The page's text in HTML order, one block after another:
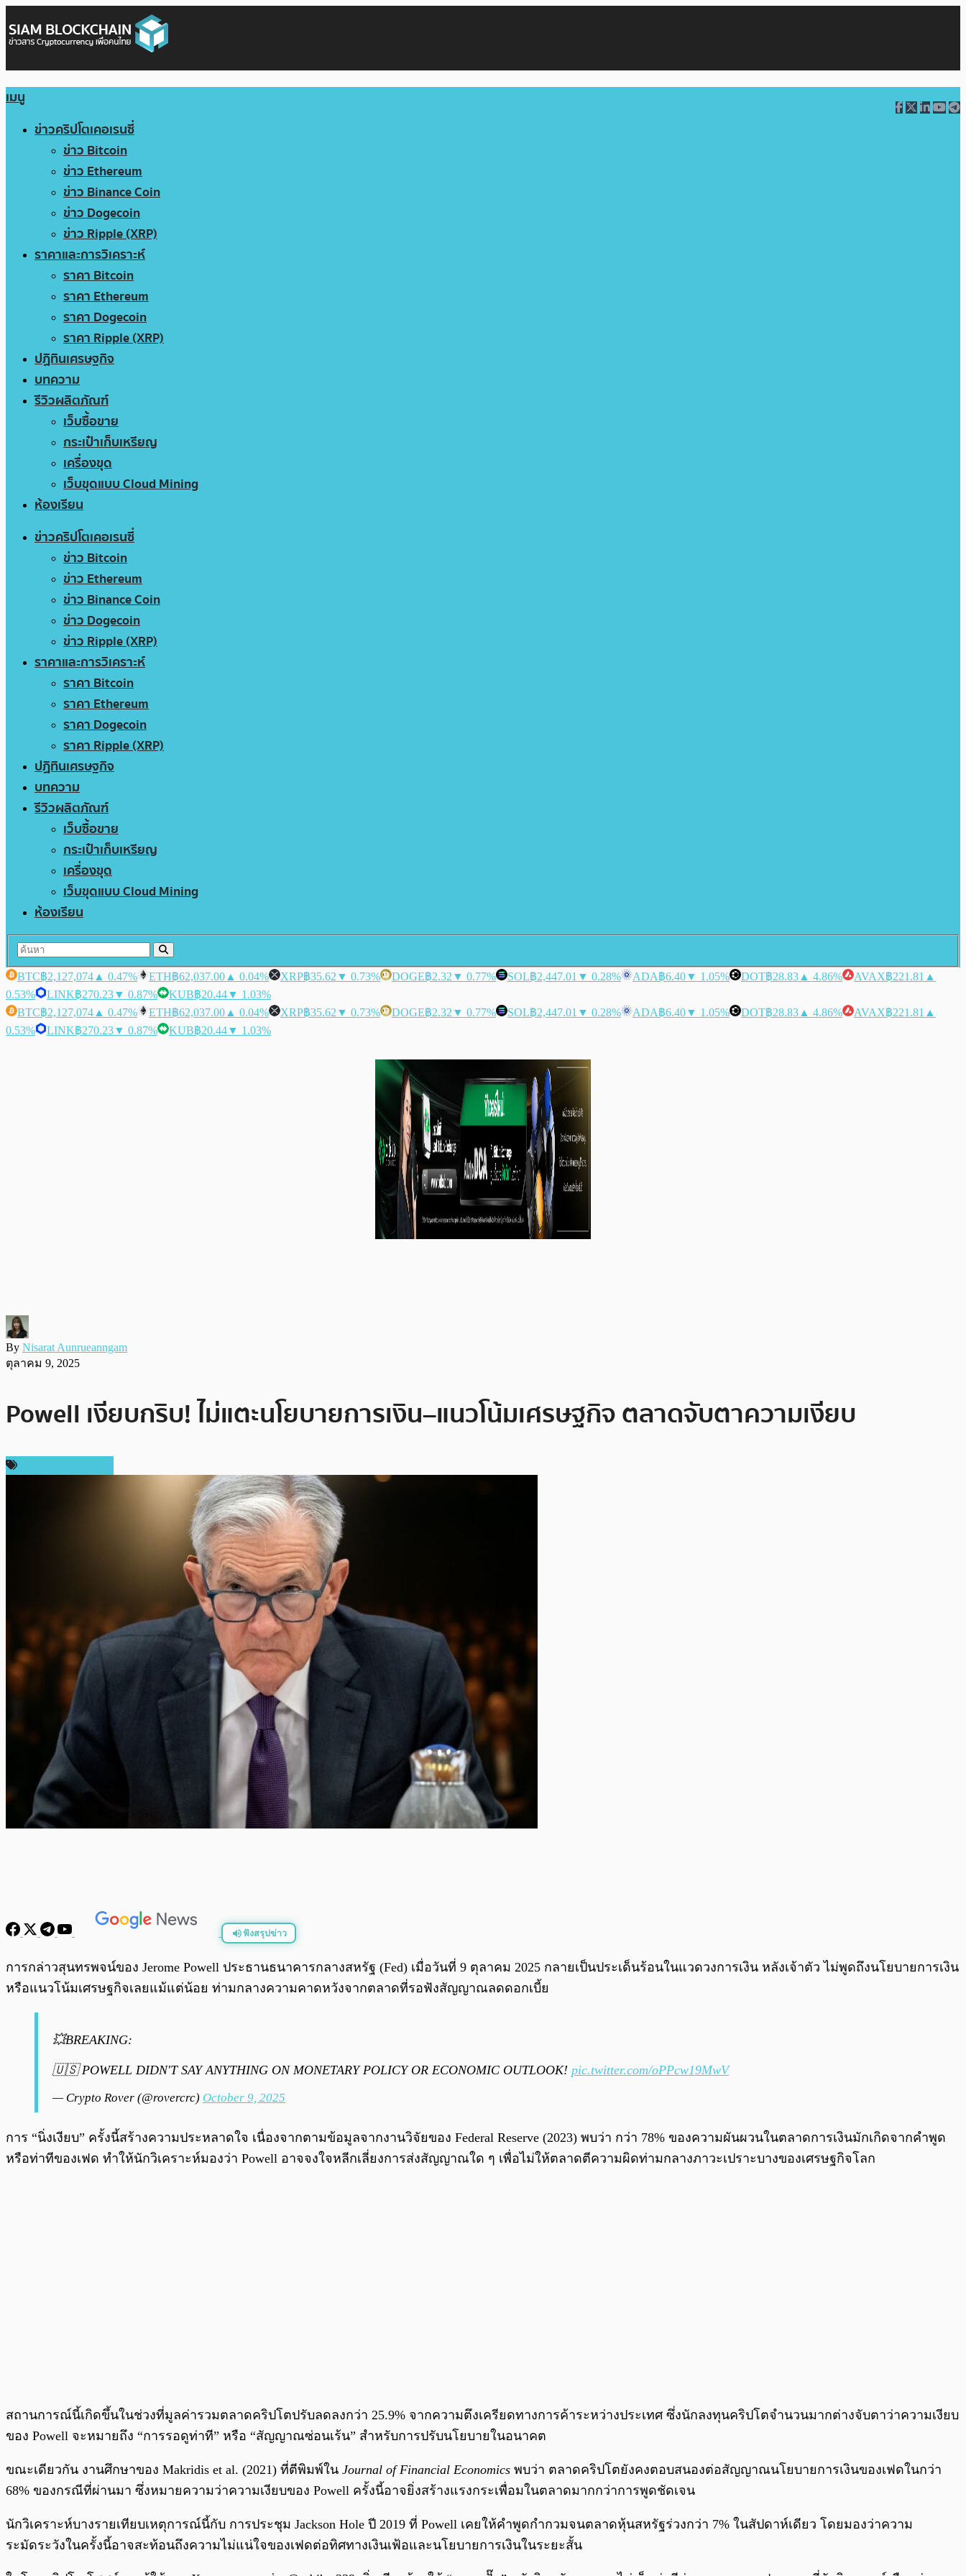
เมนู
ข่าวคริปโตเคอเรนซี่
ข่าว Bitcoin
ข่าว Ethereum
ข่าว Binance Coin
ข่าว Dogecoin
ข่าว Ripple (XRP)
ราคาและการวิเคราะห์
ราคา Bitcoin
ราคา Ethereum
ราคา Dogecoin
ราคา Ripple (XRP)
ปฏิทินเศรษฐกิจ
บทความ
รีวิวผลิตภัณฑ์
เว็บซื้อขาย
กระเป๋าเก็บเหรียญ
เครื่องขุด
เว็บขุดแบบ Cloud Mining
ห้องเรียน
ข่าวคริปโตเคอเรนซี่
ข่าว Bitcoin
ข่าว Ethereum
ข่าว Binance Coin
ข่าว Dogecoin
ข่าว Ripple (XRP)
ราคาและการวิเคราะห์
ราคา Bitcoin
ราคา Ethereum
ราคา Dogecoin
ราคา Ripple (XRP)
ปฏิทินเศรษฐกิจ
บทความ
รีวิวผลิตภัณฑ์
เว็บซื้อขาย
กระเป๋าเก็บเหรียญ
เครื่องขุด
เว็บขุดแบบ Cloud Mining
ห้องเรียน
BTC฿2,127,074 ▲ 0.47% ETH฿62,037.00 ▲ 0.04% XRP฿35.62 ▼ 0.73% DOGE฿2.32 ▼ 0.77% SOL฿2,447.01 ▼ 0.28% ADA฿6.40▼ 1.05% DOT฿28.83 ▲ 4.86% AVAX฿221.81 ▲
0.53%
LINK฿270.23▼ 0.87% KUB฿20.44▼ 1.03%
BTC฿2,127,074 ▲ 0.47% ETH฿62,037.00 ▲ 0.04% XRP฿35.62 ▼ 0.73% DOGE฿2.32 ▼ 0.77% SOL฿2,447.01 ▼ 0.28% ADA฿6.40▼ 1.05% DOT฿28.83 ▲ 4.86% AVAX฿221.81 ▲
0.53%
LINK฿270.23▼ 0.87% KUB฿20.44▼ 1.03%
By Nisarat Aunrueanngam
ตุลาคม 9, 2025
Powell เงียบกริบ! ไม่แตะนโยบายการเงิน–แนวโน้มเศรษฐกิจ ตลาดจับตาความเงียบ
ฟังสรุปข่าว
พร้อมเล่น 0:00/
การกล่าวสุนทรพจน์ของ Jerome Powell ประธานธนาคารกลางสหรัฐ (Fed) เมื่อวันที่ 9 ตุลาคม 2025 กลายเป็นประเด็นร้อนในแวดวงการเงิน หลังเจ้าตัว ไม่พูดถึงนโยบายการเงิน
หรือแนวโน้มเศรษฐกิจเลยแม้แต่น้อย ท่ามกลางความคาดหวังจากตลาดที่รอฟังสัญญาณลดดอกเบี้ย
💥BREAKING:
🇺🇸 POWELL DIDN'T SAY ANYTHING ON MONETARY POLICY OR ECONOMIC OUTLOOK! pic.twitter.com/oPPcw19MwV
— Crypto Rover (@rovercrc) October 9, 2025
การ “นิ่งเงียบ” ครั้งนี้สร้างความประหลาดใจ เนื่องจากตามข้อมูลจากงานวิจัยของ Federal Reserve (2023) พบว่า กว่า 78% ของความผันผวนในตลาดการเงินมักเกิดจากคำพูด
หรือท่าทีของเฟด ทำให้นักวิเคราะห์มองว่า Powell อาจจงใจหลีกเลี่ยงการส่งสัญญาณใด ๆ เพื่อไม่ให้ตลาดตีความผิดท่ามกลางภาวะเปราะบางของเศรษฐกิจโลก
สถานการณ์นี้เกิดขึ้นในช่วงที่มูลค่ารวมตลาดคริปโตปรับลดลงกว่า 25.9% จากความตึงเครียดทางการค้าระหว่างประเทศ ซึ่งนักลงทุนคริปโตจำนวนมากต่างจับตาว่าความเงียบ
ของ Powell จะหมายถึง “การรอดูท่าที” หรือ “สัญญาณซ่อนเร้น” สำหรับการปรับนโยบายในอนาคต
ขณะเดียวกัน งานศึกษาของ Makridis et al. (2021) ที่ตีพิมพ์ใน Journal of Financial Economics พบว่า ตลาดคริปโตยังคงตอบสนองต่อสัญญาณนโยบายการเงินของเฟดในกว่า
68% ของกรณีที่ผ่านมา ซึ่งหมายความว่าความเงียบของ Powell ครั้งนี้อาจยิ่งสร้างแรงกระเพื่อมในตลาดมากกว่าการพูดชัดเจน
นักวิเคราะห์บางรายเทียบเหตุการณ์นี้กับ การประชุม Jackson Hole ปี 2019 ที่ Powell เคยให้คำพูดกำกวมจนตลาดหุ้นสหรัฐร่วงกว่า 7% ในสัปดาห์เดียว โดยมองว่าความ
ระมัดระวังในครั้งนี้อาจสะท้อนถึงความไม่แน่ใจของเฟดต่อทิศทางเงินเฟ้อและนโยบายการเงินในระยะสั้น